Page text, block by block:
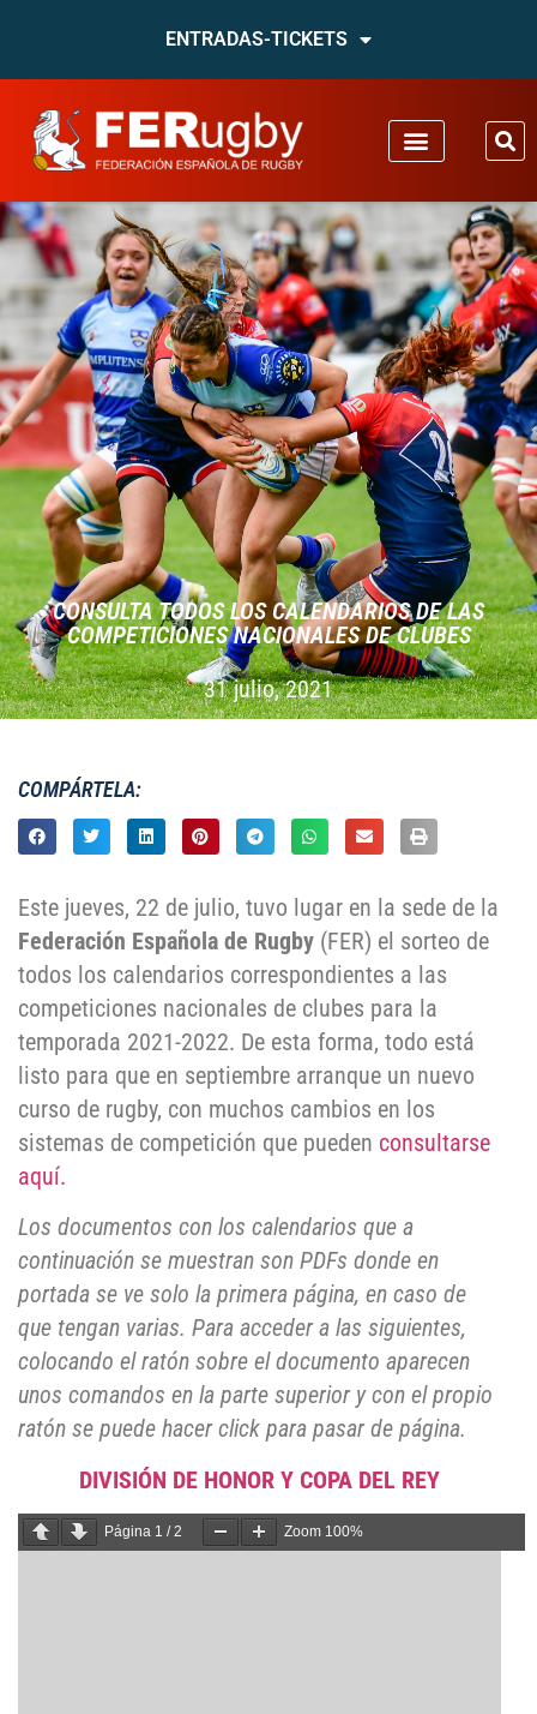
ENTRADAS-TICKETS
CONSULTA TODOS LOS CALENDARIOS DE LAS
COMPETICIONES NACIONALES DE CLUBES
31 julio, 2021
COMPÁRTELA:
Este jueves, 22 de julio, tuvo lugar en la sede de la
Federación Española de Rugby (FER) el sorteo de
todos los calendarios correspondientes a las
competiciones nacionales de clubes para la
temporada 2021-2022. De esta forma, todo está
listo para que en septiembre arranque un nuevo
curso de rugby, con muchos cambios en los
sistemas de competición que pueden consultarse
aquí.
Los documentos con los calendarios que a
continuación se muestran son PDFs donde en
portada se ve solo la primera página, en caso de
que tengan varias. Para acceder a las siguientes,
colocando el ratón sobre el documento aparecen
unos comandos en la parte superior y con el propio
ratón se puede hacer click para pasar de página.
DIVISIÓN DE HONOR Y COPA DEL REY
Página 1 /2 Zoom 100%